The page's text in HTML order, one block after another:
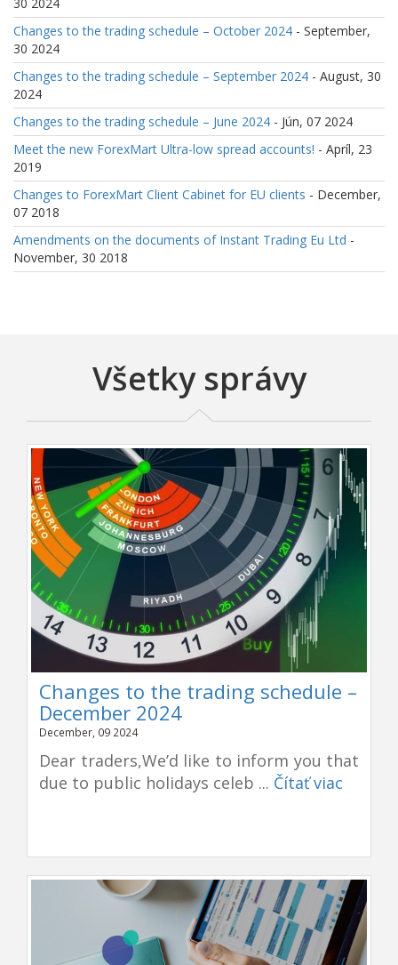
30 2024
Changes to the trading schedule – October 2024 - September,
30 2024
Changes to the trading schedule – September 2024 - August, 30
2024
Changes to the trading schedule – June 2024 - Jún, 07 2024
Meet the new ForexMart Ultra-low spread accounts! - Apríl, 23
2019
Changes to ForexMart Client Cabinet for EU clients - December,
07 2018
Amendments on the documents of Instant Trading Eu Ltd -
November, 30 2018
Všetky správy
Changes to the trading schedule –
December 2024
December, 09 2024
Dear traders,We’d like to inform you that
due to public holidays celeb ... Čítať viac